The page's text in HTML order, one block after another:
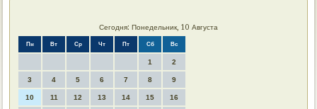
Сегодня: Понедельник, 10 Августа
Пн Вт Ср Чт Пт Сб Вс
1 2
3 4 5 6 7 8 9
10 11 12 13 14 15 16